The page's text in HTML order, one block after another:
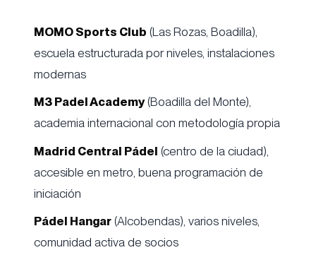
MOMO Sports Club (Las Rozas, Boadilla),
escuela estructurada por niveles, instalaciones
modernas
M3 Padel Academy(Boadilla del Monte),
academia internacional con metodología propia
Madrid Central Pádel (centro de la ciudad),
accesible en metro, buena programación de
iniciación
Pádel Hangar(Alcobendas), varios niveles,
comunidad activa de socios